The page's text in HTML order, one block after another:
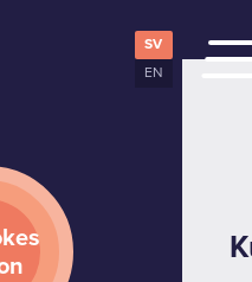
SV
EN